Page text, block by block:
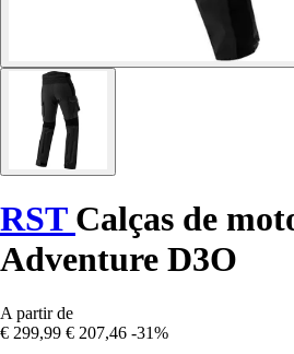
RST Calças de
Adventure D3O
A partir de
€ 299,99 € 207,46 -31%